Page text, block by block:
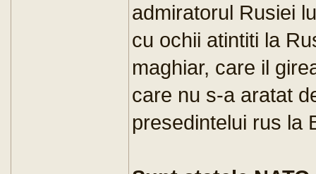
admiratorul Rusiei
cu ochii atintiti la
maghiar, care il
care nu s-a aratat
presedintelui rus la